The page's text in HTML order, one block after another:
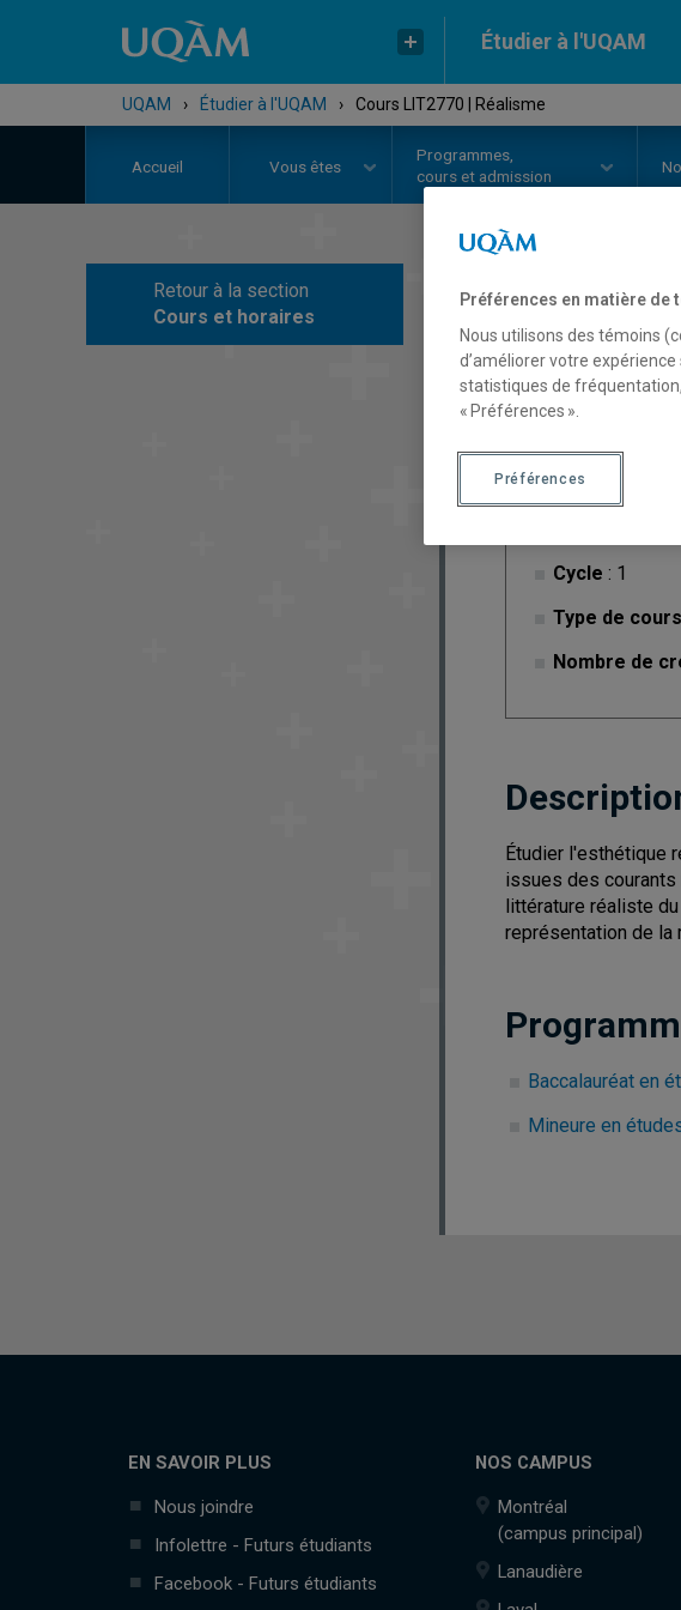
Étudier à l'UQAM
UQAM › Étudier à l'UQAM › Cours LIT2770 | Réalisme
Accueil Vous êtes
Programmes,
cours et admission
Retour à la section
Cours et horaires
COURS//
Description
Cycle : 1
Type de cours
Nombre de
Étudier l'esthétique
issues des
littérature réaliste
représentation de la
Baccalauréat en
Mineure en
EN SAVOIR PLUS
Nous joindre
Infolettre - Futurs étudiants
Facebook - Futurs étudiants
NOS CAMPUS
Montréal
(campus principal)
Lanaudière
Préférences en matière de
Nous utilisons des témoins
d’améliorer votre
statistiques de
« Préférences ».
Préférences